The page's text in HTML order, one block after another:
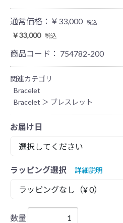
通常価格： ￥33,000 税込
￥33,000 税込
商品コード： 754782-200
関連カテゴリ
Bracelet
Bracelet ＞ ブレスレット
お届け日
ラッピング選択 詳細説明
数量